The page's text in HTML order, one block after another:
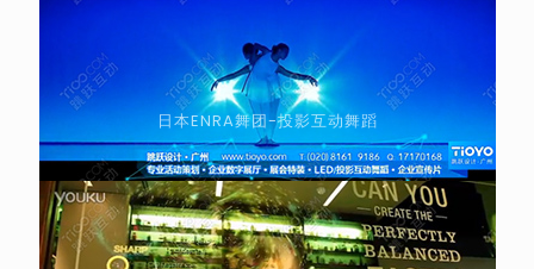
日本ENRA舞团-投影互动舞蹈